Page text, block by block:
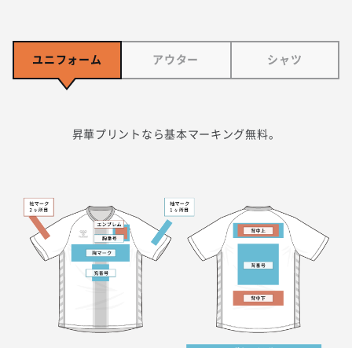
ユニフォーム アウター シャツ
昇華プリントなら基本マーキング無料。